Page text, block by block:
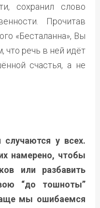
сохранил слово
Прочитав
«Бесталанна», Вы
что речь в ней идёт
счастья, а не
у всех.
намерено, чтобы
или разбавить
“до тошноты”
мы ошибаемся